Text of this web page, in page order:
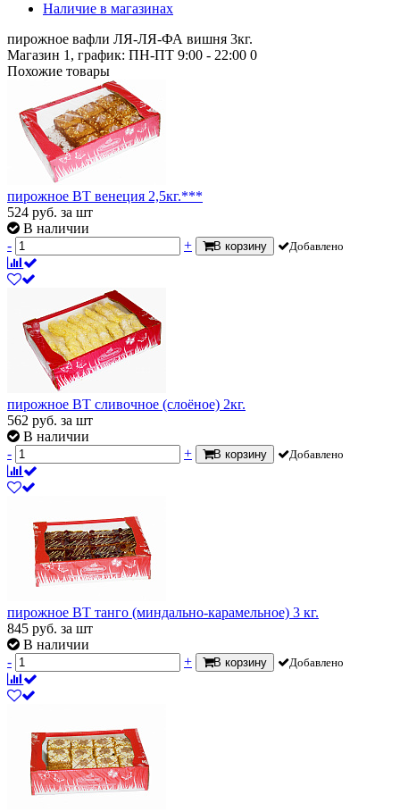
Наличие в магазинах
пирожное вафли ЛЯ-ЛЯ-ФА вишня 3кг.
Магазин 1, график: ПН-ПТ 9:00 - 22:00 0
Похожие товары
пирожное ВТ венеция 2,5кг.***
524 руб. за шт
В наличии
-
+ В корзину Добавлено
пирожное ВТ сливочное (слоёное) 2кг.
562 руб. за шт
В наличии
-
+ В корзину Добавлено
пирожное ВТ танго (миндально-карамельное) 3 кг.
845 руб. за шт
В наличии
-
+ В корзину Добавлено